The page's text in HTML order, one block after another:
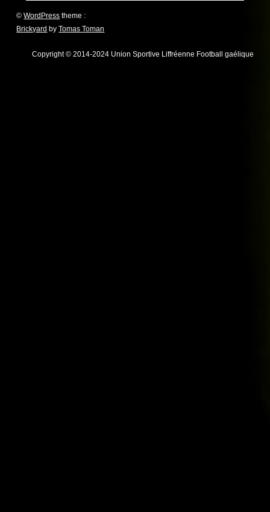
©WordPress theme :
Brickyard byTomas Toman
Copyright © 2014-2024 Union Sportive Liffréenne Football gaélique